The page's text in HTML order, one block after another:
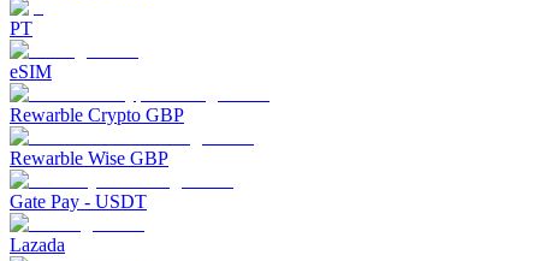
PT
eSIM
Rewarble Crypto GBP
Rewarble Wise GBP
Gate Pay - USDT
Lazada